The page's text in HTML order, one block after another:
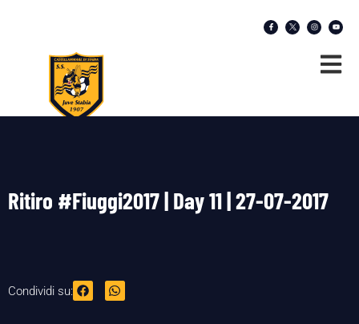
Ritiro #Fiuggi2017 | Day 11 | 27-07-2017
Condividi su: